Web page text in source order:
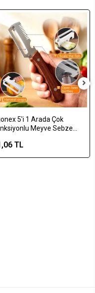
5'i 1 Arada Çok
Meyve Sebze
Açacağı – Ahşap Saplı
TL